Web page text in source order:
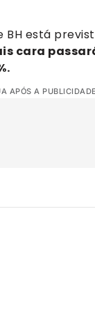
está
cara
APÓS A PUBLICIDADE